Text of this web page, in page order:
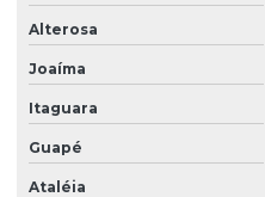
Plantio de grama em placas
Plantio de grama por
Plantio de grama na quinta da
Plantio de grama em rodovias
Alterosa
Joaíma
Itaguara
Guapé
Ataléia